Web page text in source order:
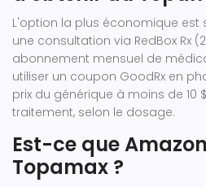
L'option la plus économique
une consultation via RedBox Rx
abonnement mensuel de
utiliser un coupon GoodRx en
prix du générique à moins de 10
traitement, selon le dosage.
Est-ce que
Topamax ?